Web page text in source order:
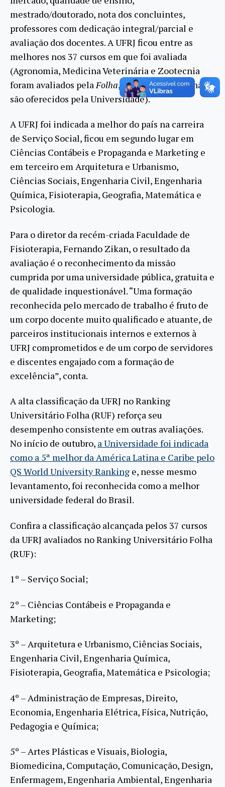
mestrado/doutorado, nota dos concluintes,
professores com dedicação integral/parcial e
avaliação dos docentes. A UFRJ ficou entre as
melhores nos 37 cursos em que foi avaliada
(Agronomia, Medicina Veterinária e Zootecnia
foram avaliados pela Folha, mas estes cursos não
são oferecidos pela Universidade).
A UFRJ foi indicada a melhor do país na carreira
de Serviço Social, ficou em segundo lugar em
Ciências Contábeis e Propaganda e Marketing e
em terceiro em Arquitetura e Urbanismo,
Ciências Sociais, Engenharia Civil, Engenharia
Química, Fisioterapia, Geografia, Matemática e
Psicologia.
Para o diretor da recém-criada Faculdade de
Fisioterapia, Fernando Zikan, o resultado da
avaliação é o reconhecimento da missão
cumprida por uma universidade pública, gratuita e
de qualidade inquestionável. “Uma formação
reconhecida pelo mercado de trabalho é fruto de
um corpo docente muito qualificado e atuante, de
parceiros institucionais internos e externos à
UFRJ comprometidos e de um corpo de servidores
e discentes engajado com a formação de
excelência”, conta.
A alta classificação da UFRJ no Ranking
Universitário Folha (RUF) reforça seu
desempenho consistente em outras avaliações.
No início de outubro, a Universidade foi indicada
como a 5ª melhor da América Latina e Caribe pelo
QS World University Ranking e, nesse mesmo
levantamento, foi reconhecida como a melhor
universidade federal do Brasil.
Confira a classificação alcançada pelos 37 cursos
da UFRJ avaliados no Ranking Universitário Folha
(RUF):
1º – Serviço Social;
2º – Ciências Contábeis e Propaganda e
Marketing;
3º – Arquitetura e Urbanismo, Ciências Sociais,
Engenharia Civil, Engenharia Química,
Fisioterapia, Geografia, Matemática e Psicologia;
4º – Administração de Empresas, Direito,
Economia, Engenharia Elétrica, Física, Nutrição,
Pedagogia e Química;
5º – Artes Plásticas e Visuais, Biologia,
Biomedicina, Computação, Comunicação, Design,
Enfermagem, Engenharia Ambiental, Engenharia